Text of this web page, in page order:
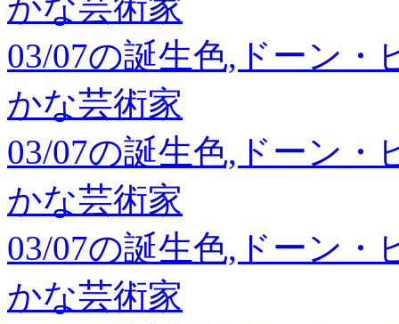
03/07の誕生色,ドーン・
かな芸術家
03/07の誕生色,ドーン・
かな芸術家
03/07の誕生色,ドーン・
かな芸術家